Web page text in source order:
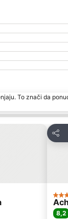
To znači da
Deli
4
8,2